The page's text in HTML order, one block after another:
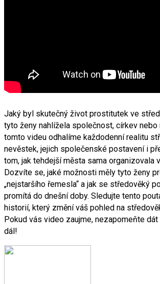
Jaký byl skutečný život prostitutek ve
tyto ženy nahlížela společnost, církev nebo
tomto videu odhalíme každodenní realitu
nevěstek, jejich společenské postavení i
tom, jak tehdejší města sama organizovala
Dozvíte se, jaké možnosti měly tyto ženy
„nejstaršího řemesla“ a jak se středověký
promítá do dnešní doby. Sledujte tento
historií, který změní váš pohled na
Pokud vás video zaujme, nezapomeňte
dál!